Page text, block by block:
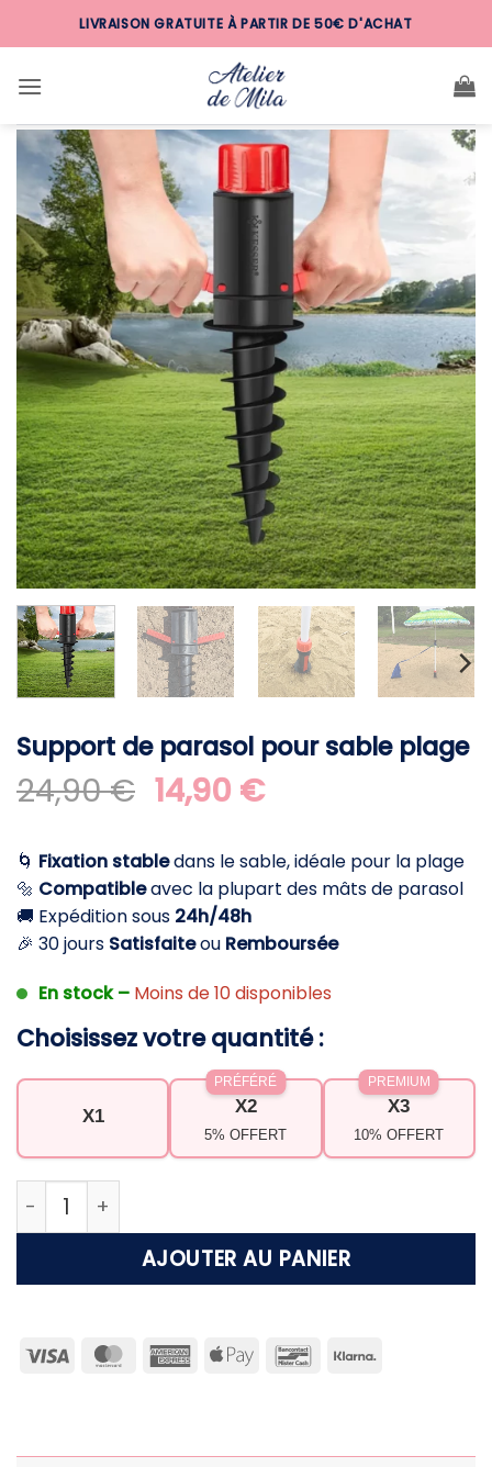
LIVRAISON GRATUITE À PARTIR DE 50€ D'ACHAT
Support de parasol pour sable plage
24,90€ Le
prix
initial
était :
24,90 €.
14,90 €Le
actuel
est :
🌀 Fixation stabledans le sable, idéale pour la plage
🔩 Compatibleavec la plupart des mâts de parasol
🚚 Expédition sous 24h/48h
🎉 30 jours Satisfaiteou Remboursée
En stock – Moins de 10 disponibles
Choisissez votre quantité :
X1 X2
5% OFFERT
PRÉFÉRÉ
X3
10% OFFERT
PREMIUM
quantité de Support de parasol pour sable plage
AJOUTER AU PANIER
Visa MasterCardAmericanApple
Bancontact
Klarna